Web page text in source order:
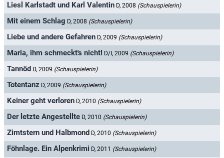
Liesl Karlstadt und Karl Valentin D, 2008 (Schauspielerin)
Mit einem Schlag D, 2008 (Schauspielerin)
Liebe und andere Gefahren D, 2009 (Schauspielerin)
Maria, ihm schmeckt's nicht! D/I, 2009 (Schauspielerin)
Tannöd D, 2009 (Schauspielerin)
Totentanz D, 2009 (Schauspielerin)
Keiner geht verloren D, 2010 (Schauspielerin)
Der letzte Angestellte D, 2010 (Schauspielerin)
Zimtstern und Halbmond D, 2010 (Schauspielerin)
Föhnlage. Ein Alpenkrimi D, 2011 (Schauspielerin)